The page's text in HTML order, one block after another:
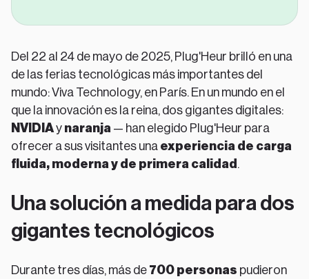
Del 22 al 24 de mayo de 2025, Plug'Heur brilló en una
de las ferias tecnológicas más importantes del
mundo: Viva Technology, en París. En un mundo en el
que la innovación es la reina, dos gigantes digitales:
NVIDIAy naranja — han elegido Plug'Heur para
ofrecer a sus visitantes una experiencia de carga
fluida, moderna y de primera calidad .
Una solución a medida para dos
gigantes tecnológicos
Durante tres días, más de 700 personas pudieron